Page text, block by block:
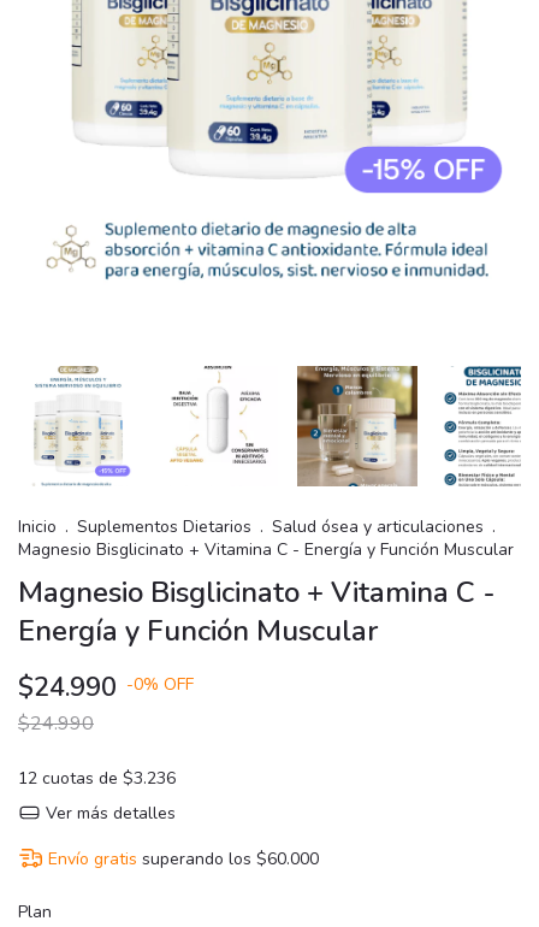
Inicio . Suplementos Dietarios . Salud ósea y articulaciones .
Magnesio Bisglicinato + Vitamina C - Energía y Función Muscular
Magnesio Bisglicinato + Vitamina C -
Energía y Función Muscular
$24.990 -0% OFF
$24.990
12 cuotas de $3.236
Ver más detalles
Envío gratis superando los$60.000
Plan